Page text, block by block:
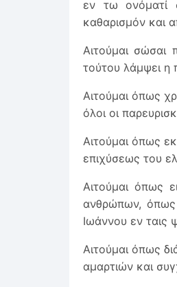
εν τω ονόματί
καθαρισμόν και
Αιτούμαι σώσαι
τούτου λάμψει η
Αιτούμαι όπως
όλοι οι
Αιτούμαι όπως
επιχύσεως του
Αιτούμαι όπως
ανθρώπων, όπως
Ιωάννου εν ταις
Αιτούμαι όπως
αμαρτιών και